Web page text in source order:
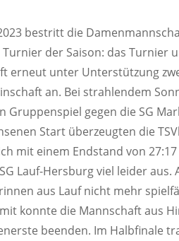
bestritt die
der Saison: das Turnier
erneut unter Unterstützung
an. Bei strahlendem
Gruppenspiel gegen die SG
Start überzeugten die
mit einem Endstand von
Lauf-Hersburg viel leider
aus Lauf nicht mehr
konnte die Mannschaft aus
beenden. Im Halbfinale